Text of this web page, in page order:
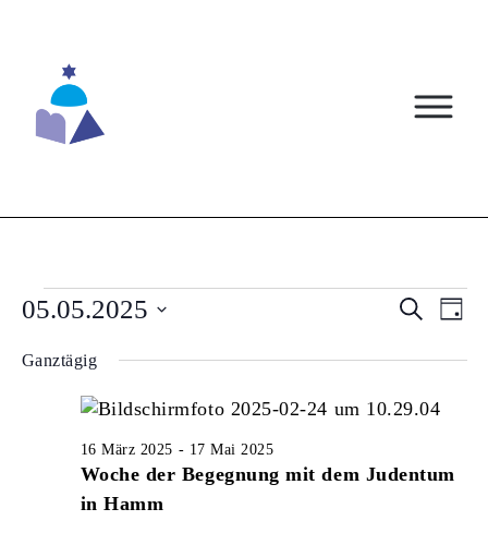
VERANSTALTUNGEN
FÜR
2025
UND
SucheTag
05.05.2025
wählen.
Ganztägig
Woche der Begegnung mit dem Judentum
in Hamm
16 März 2025 - 17 Mai 2025